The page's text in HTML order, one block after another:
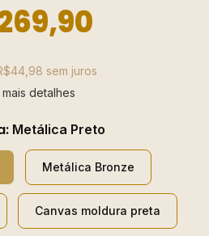
sem juros
detalhes
Metálica Preto
Metálica Bronze
Canvas moldura preta